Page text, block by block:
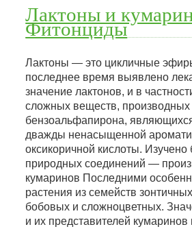
Лактоны и
Фитонциды
Лактоны — это цикличные
последнее время выявлено
значение лактонов, и в
сложных веществ, производных
бензоальфапирона,
дважды ненасыщенной
оксикоричной кислоты. Изучено
природных соединений —
кумаринов Последними
растения из семейств
бобовых и сложноцветных.
и их представителей кумаринов